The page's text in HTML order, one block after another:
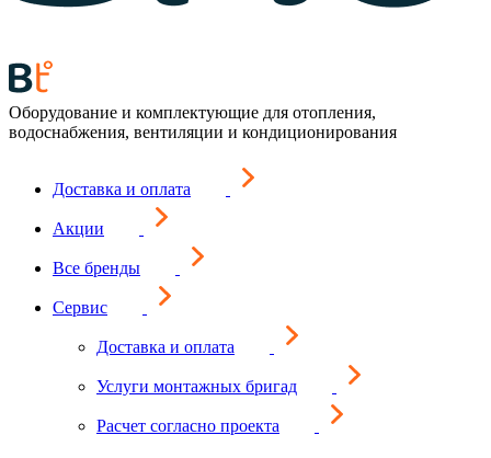
Оборудование и комплектующие для отопления,
водоснабжения, вентиляции и кондиционирования
Доставка и оплата
Акции
Все бренды
Сервис
Доставка и оплата
Услуги монтажных бригад
Расчет согласно проекта